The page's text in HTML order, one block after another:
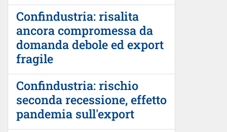
Confindustria: risalita
ancora compromessa da
domanda debole ed export
fragile
Confindustria: rischio
seconda recessione, effetto
pandemia sull'export